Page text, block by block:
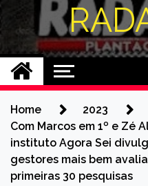
Home 2023
Com Marcos em 1º e Zé
instituto Agora Sei
gestores mais bem
primeiras 30 pesquisas